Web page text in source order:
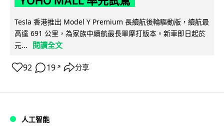
Tesla 香港推出 Model Y Premium 長續航後輪驅動版，續航最
高達 691 公里，為家族中續航最長單摩打版本。新車即日起於
元...
閱讀全文
92 19 ↗ 分享
人工智能